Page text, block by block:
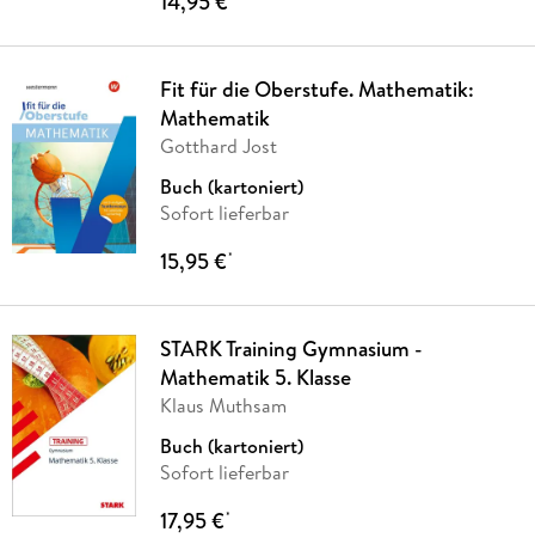
Fit für die Oberstufe. Mathematik:
Mathematik
Gotthard Jost
Buch (kartoniert)
Sofort lieferbar
15,95 €*
STARK Training Gymnasium -
Mathematik 5. Klasse
Klaus Muthsam
Buch (kartoniert)
Sofort lieferbar
17,95 €*